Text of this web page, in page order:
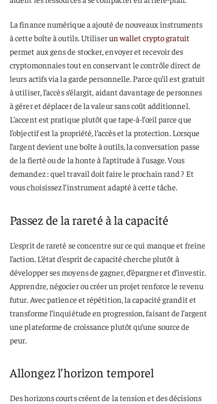
La finance numérique a ajouté de nouveaux instruments
à cette boîte à outils. Utiliserun wallet crypto gratuit
permet aux gens de stocker, envoyer et recevoir des
cryptomonnaies tout en conservant le contrôle direct de
leurs actifs via la garde personnelle. Parce qu’il est gratuit
à utiliser, l’accès s’élargit, aidant davantage de personnes
à gérer et déplacer de la valeur sans coût additionnel.
L’accent est pratique plutôt que tape-à-l’œil parce que
l’objectif est la propriété, l’accès et la protection. Lorsque
l’argent devient une boîte à outils, la conversation passe
de la fierté ou de la honte à l’aptitude à l’usage. Vous
demandez : quel travail doit faire le prochain rand ? Et
vous choisissez l’instrument adapté à cette tâche.
Passez de la rareté à la capacité
L’esprit de rareté se concentre sur ce qui manque et freine
l’action. L’état d’esprit de capacité cherche plutôt à
développer ses moyens de gagner, d’épargner et d’investir.
Apprendre, négocier ou créer un projet renforce le revenu
futur. Avec patience et répétition, la capacité grandit et
transforme l’inquiétude en progression, faisant de l’argent
une plateforme de croissance plutôt qu’une source de
peur.
Allongez l’horizon temporel
Des horizons courts créent de la tension et des décisions